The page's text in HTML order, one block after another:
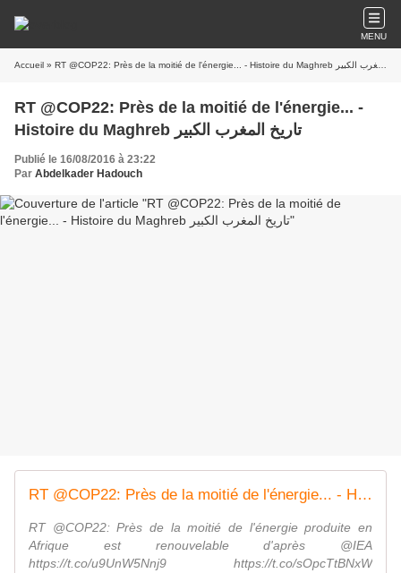
MENU
Accueil » RT @COP22: Près de la moitié de l'énergie... - Histoire du Maghreb تاريخ المغرب الكبير
RT @COP22: Près de la moitié de l'énergie... -
Histoire du Maghreb تاريخ المغرب الكبير
Publié le 16/08/2016 à 23:22
Par Abdelkader Hadouch
RT @COP22: Près de la moitié de l'énergie... - Histoire du Maghreb تاريخ المغرب الكبير
RT @COP22: Près de la moitié de l'énergie produite en
Afrique est renouvelable d'après @IEA
https://t.co/u9UnW5Nnj9 https://t.co/sOpcTtBNxW